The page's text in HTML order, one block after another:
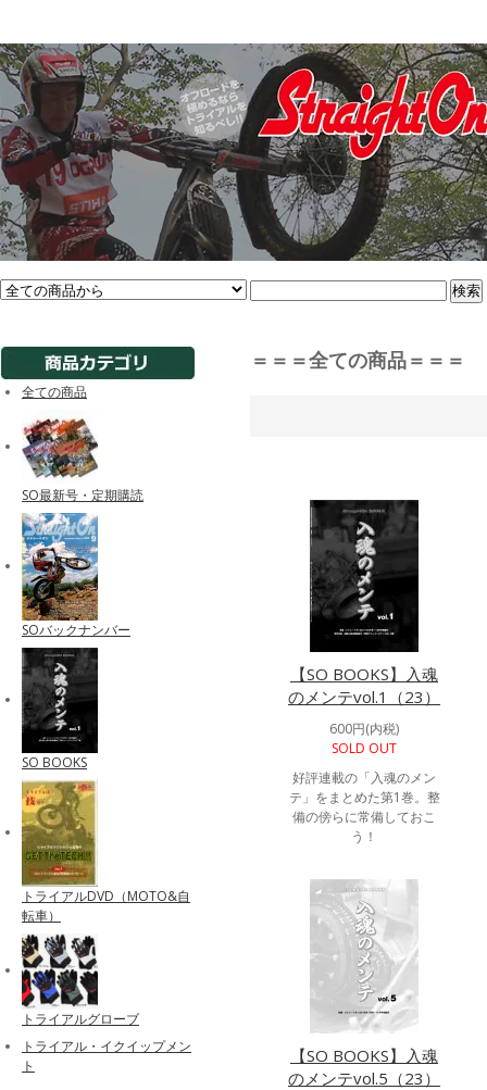
＝＝＝全ての商品＝＝＝
【SO BOOKS】入魂
のメンテvol.1（23）
600円(内税)
SOLD OUT
好評連載の「入魂のメン
テ」をまとめた第1巻。整
備の傍らに常備しておこ
う！
【SO BOOKS】入魂
のメンテvol.5（23）
全ての商品
SO最新号・定期購読
SOバックナンバー
SO BOOKS
トライアルDVD（MOTO&自
転車）
トライアルグローブ
トライアル・イクイップメン
ト